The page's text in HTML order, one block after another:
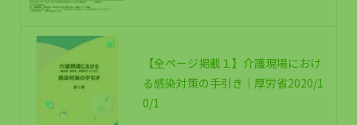
【全ページ掲載１】介護現場におけ
る感染対策の手引き｜厚労省2020/1
0/1